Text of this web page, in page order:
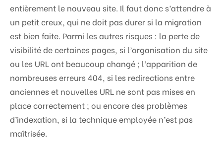
entièrement le nouveau site. Il faut donc s’attendre à
un petit creux, qui ne doit pas durer si la migration
est bien faite. Parmi les autres risques : la perte de
visibilité de certaines pages, si l’organisation du site
ou les URL ont beaucoup changé ; l’apparition de
nombreuses erreurs 404, si les redirections entre
anciennes et nouvelles URL ne sont pas mises en
place correctement ; ou encore des problèmes
d’indexation, si la technique employée n’est pas
maîtrisée.